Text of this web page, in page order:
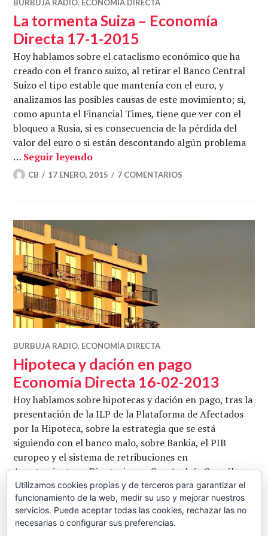
BURBUJA RADIO, ECONOMÍA DIRECTA
La tormenta Suiza – Economía
Directa 17-1-2015
Hoy hablamos sobre el cataclismo económico que ha
creado con el franco suizo, al retirar el Banco Central
Suizo el tipo estable que mantenía con el euro, y
analizamos las posibles causas de este movimiento; si,
como apunta el Financial Times, tiene que ver con el
bloqueo a Rusia, si es consecuencia de la pérdida del
valor del euro o si están descontando algún problema
… Seguir leyendoLa tormenta Suiza – Economía
CB 17 ENERO, 2015 7 COMENTARIOS
BURBUJA RADIO, ECONOMÍA DIRECTA
Hipoteca y dación en pago
Economía Directa 16-02-2013
Hoy hablamos sobre hipotecas y dación en pago, tras la
presentación de la ILP de la Plataforma de Afectados
por la Hipoteca, sobre la estrategia que se está
siguiendo con el banco malo, sobre Bankia, el PIB
europeo y el sistema de retribuciones en
Ayuntamientos y Diputaciones. Con Andrés González y
Matthew Bennet. Conduce Juan Carlos Barba. Escuchar
y/o descargar. Fotografía de Andrea Schaffer
Seguir leyendoHipoteca y dación en pago Economía
Utilizamos cookies propias y de terceros para garantizar el
funcionamiento de la web, medir su uso y mejorar nuestros
servicios. Puede aceptar todas las cookies, rechazar las no
necesarias o configurar sus preferencias.